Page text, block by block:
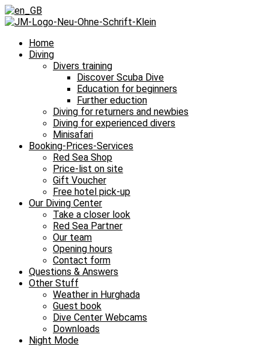
Home
Diving
Divers training
Discover Scuba Dive
Education for beginners
Further eduction
Diving for returners and newbies
Diving for experienced divers
Minisafari
Booking-Prices-Services
Red Sea Shop
Price-list on site
Gift Voucher
Free hotel pick-up
Our Diving Center
Take a closer look
Red Sea Partner
Our team
Opening hours
Contact form
Questions & Answers
Other Stuff
Weather in Hurghada
Guest book
Dive Center Webcams
Downloads
Night Mode